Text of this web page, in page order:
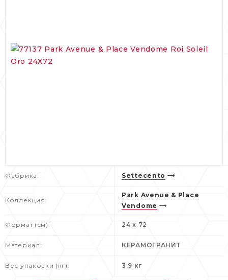
Фабрика: Settecento
Коллекция:
Park Avenue & Place
Vendome
Формат (см): 24 x 72
Материал: КЕРАМОГРАНИТ
Вес упаковки (кг): 3.9 кг